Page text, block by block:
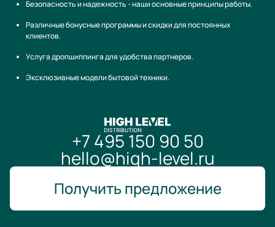
Безопасность и надежность - наши основные принципы работы.
Различные бонусные программы и скидки для постоянных
клиентов.
Услуга дропшиппинга для удобства партнеров.
Эксклюзивные модели бытовой техники.
+7 495 150 90 50
hello@high-level.ru
Получить предложение